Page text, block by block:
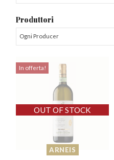
Produttori
Ogni Producer
In offerta!
ARNEIS